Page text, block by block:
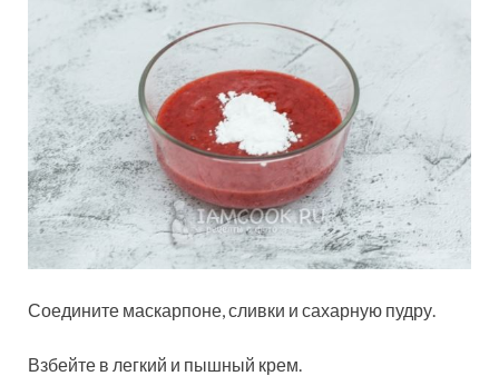
Соедините маскарпоне, сливки и сахарную пудру.
Взбейте в легкий и пышный крем.